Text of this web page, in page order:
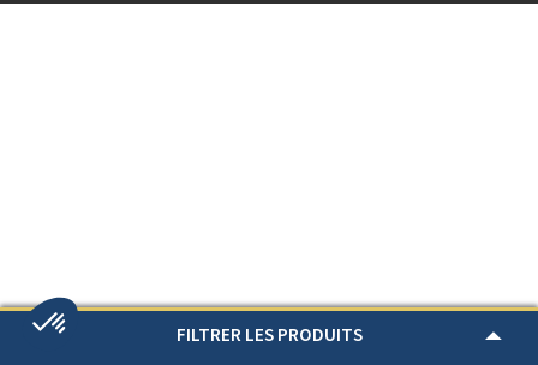
FILTRER LES PRODUITS